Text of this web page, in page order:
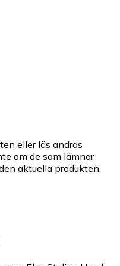
eller läs andras
om de som lämnar
aktuella produkten.